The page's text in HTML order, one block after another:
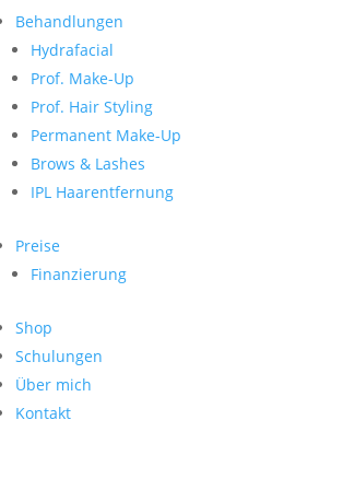
Behandlungen
Hydrafacial
Prof. Make-Up
Prof. Hair Styling
Permanent Make-Up
Brows & Lashes
IPL Haarentfernung
Preise
Finanzierung
Shop
Schulungen
Über mich
Kontakt
nach:
Neueste Kommentare
Archiv
Kategorien
Keine Kategorien
Meta
Anmelden
Feed der Einträge
WordPress.org
Search
nach:
Archive
Kontakt
Impressum
Datenschutz